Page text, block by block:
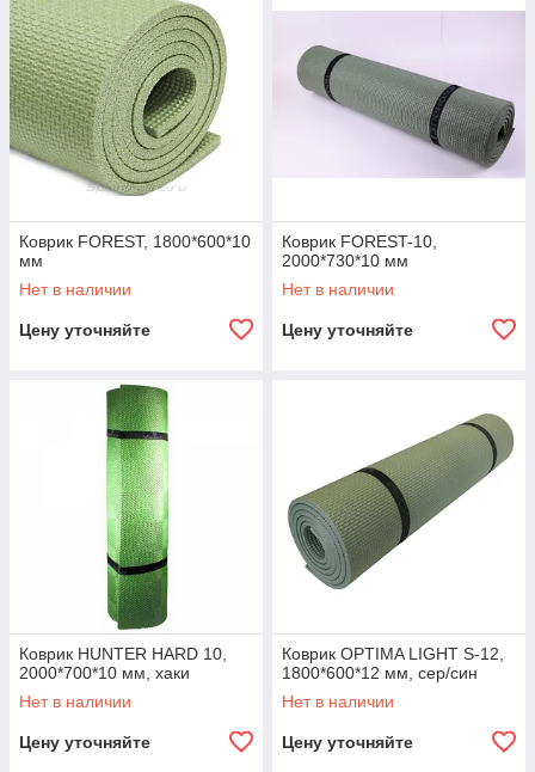
Коврик FOREST, 1800*600*10
мм
Нет в наличии
Цену уточняйте
Коврик FOREST-10,
2000*730*10 мм
Нет в наличии
Цену уточняйте
Коврик HUNTER HARD 10,
2000*700*10 мм, хаки
Нет в наличии
Цену уточняйте
Коврик OPTIMA LIGHT S-12,
1800*600*12 мм, сер/син
Нет в наличии
Цену уточняйте